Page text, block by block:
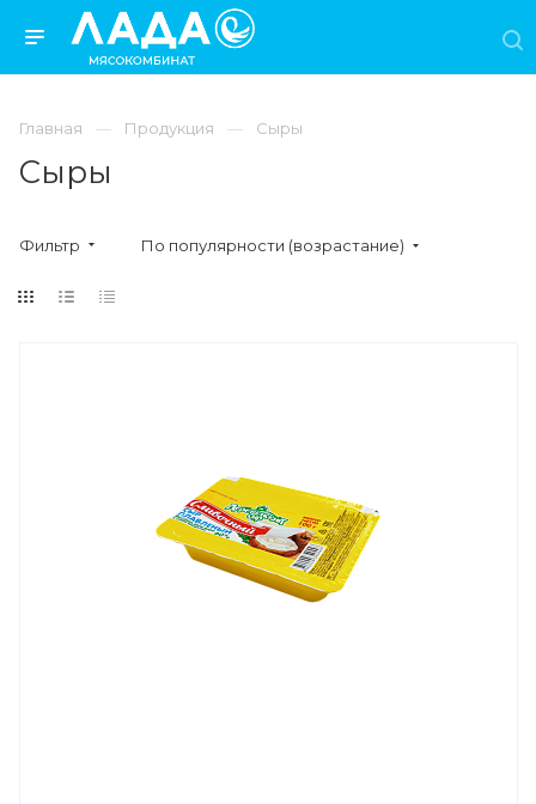
Главная Продукция Сыры
Сыры
Фильтр По популярности (возрастание)